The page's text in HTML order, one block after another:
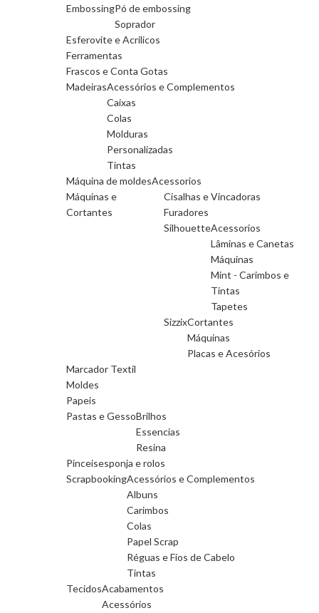
EmbossingPó de embossing
Soprador
Esferovite e Acrilicos
Ferramentas
Frascos e Conta Gotas
MadeirasAcessórios e Complementos
Caixas
Colas
Molduras
Personalizadas
Tintas
Máquina de moldesAcessorios
Máquinas e
Cortantes
Cisalhas e Vincadoras
Furadores
SilhouetteAcessorios
Lâminas e Canetas
Máquinas
Mint - Carimbos e
Tintas
Tapetes
SizzixCortantes
Máquinas
Placas e Acesórios
Marcador Textil
Moldes
Papeis
Pastas e GessoBrilhos
Essencias
Resina
Pinceisesponja e rolos
ScrapbookingAcessórios e Complementos
Albuns
Carimbos
Colas
Papel Scrap
Réguas e Fios de Cabelo
Tintas
TecidosAcabamentos
Acessórios